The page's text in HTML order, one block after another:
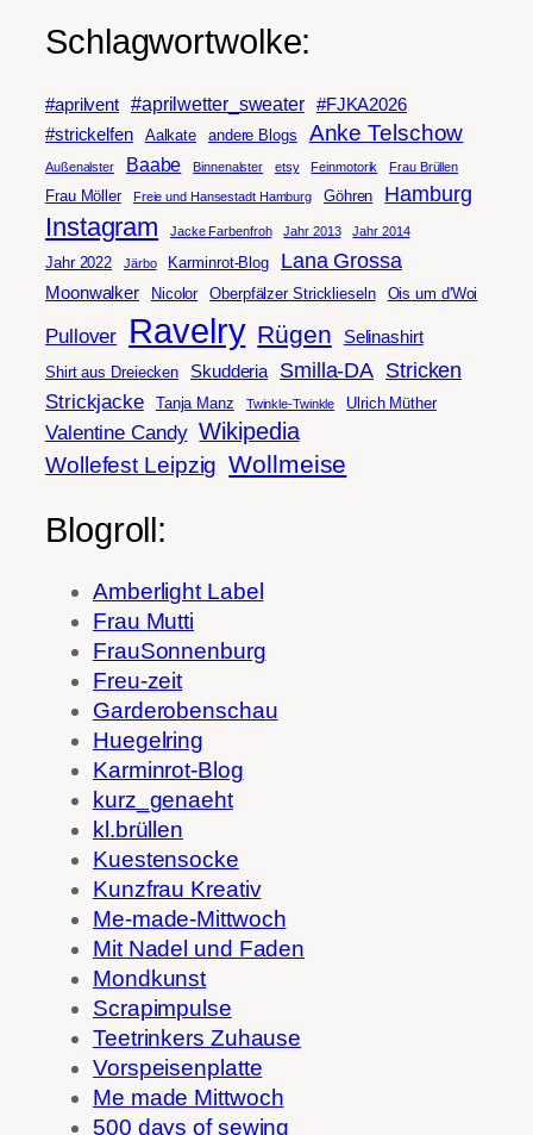
Schlagwortwolke:
#aprilvent #aprilwetter_sweater
#FJKA2026
#strickelfen
Aalkate andere Blogs Anke Telschow
Außenalster Baabe Binnenalster etsy Feinmotorik Frau Brüllen
Frau Möller Freie und Hansestadt Hamburg Göhren Hamburg
Instagram Jacke Farbenfroh Jahr 2013 Jahr 2014
Jahr 2022 Järbo Karminrot-Blog Lana Grossa
Moonwalker Nicolor Oberpfälzer Stricklieseln Ois um d'Woi
Pullover Ravelry Rügen Selinashirt
Shirt aus Dreiecken Skudderia Smilla-DA Stricken
Strickjacke
Tanja Manz Twinkle-Twinkle Ulrich Müther
Valentine Candy Wikipedia
Wollefest Leipzig Wollmeise
Blogroll:
Amberlight Label
Frau Mutti
FrauSonnenburg
Freu-zeit
Garderobenschau
Huegelring
Karminrot-Blog
kurz_genaeht
kl.brüllen
Kuestensocke
Kunzfrau Kreativ
Me-made-Mittwoch
Mit Nadel und Faden
Mondkunst
Scrapimpulse
Teetrinkers Zuhause
Vorspeisenplatte
Me made Mittwoch
500 days of sewing